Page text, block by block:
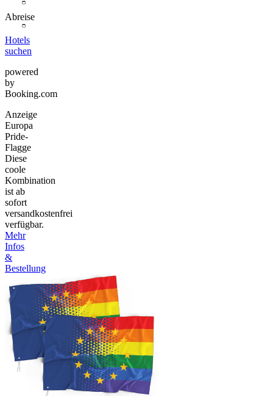
Abreise
Hotels
suchen
powered
by
Booking.com
Anzeige
Europa
Pride-
Flagge
Diese
coole
Kombination
ist ab
sofort
versandkostenfrei
verfügbar.
Mehr
Infos
&
Bestellung